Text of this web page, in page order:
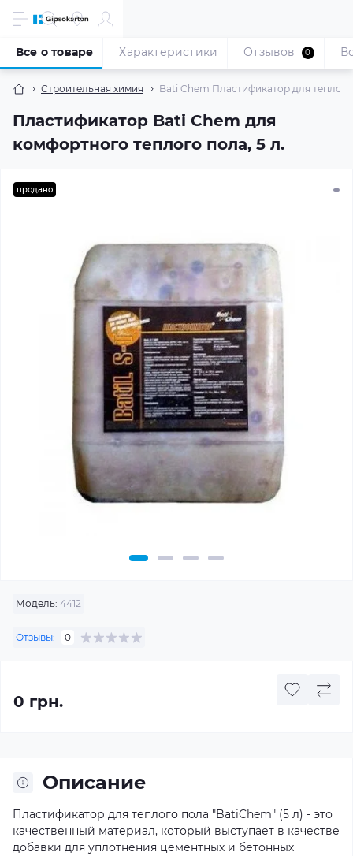
Строительная химия Bati Chem Пластификатор для
Пластификатор Bati Chem для
комфортного теплого пола, 5 л.
Все о товаре Характеристики Отзывов 0
продано
Модель: 4412
Отзывы: 0
0 грн.
Описание
Пластификатор для теплого пола "BatiChem" (5 л) - это
качественный материал, который выступает в качестве
добавки для уплотнения цементных и бетонных